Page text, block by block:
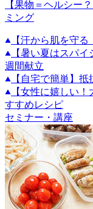
【果物＝ヘルシー
ミング
【汗から肌を守
【暑い夏はスパ
週間献立
【自宅で簡単】
【女性に嬉しい
すすめレシピ
セミナー・講座